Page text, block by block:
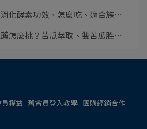
化酵素功效、怎麼吃、適合族⋯
怎麼挑？苦瓜萃取、雙苦瓜胜⋯
權益 舊會員登入教學 團購經銷合作